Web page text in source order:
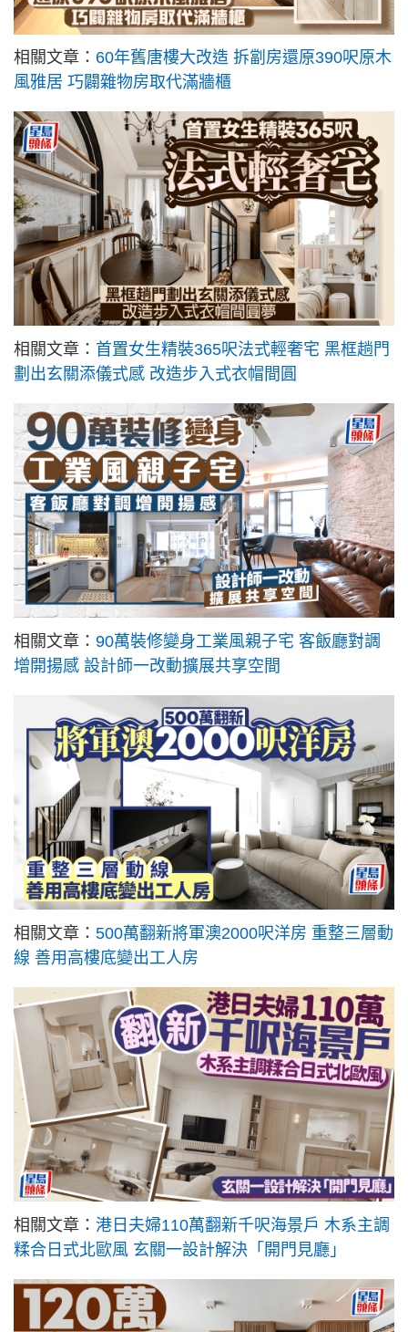
相關文章： 60年舊唐樓大改造 拆劏房還原390呎原木
風雅居 巧闢雜物房取代滿牆櫃
相關文章： 首置女生精裝365呎法式輕奢宅 黑框趟門
劃出玄關添儀式感 改造步入式衣帽間圓
相關文章： 90萬裝修變身工業風親子宅 客飯廳對調
增開揚感 設計師一改動擴展共享空間
相關文章： 500萬翻新將軍澳2000呎洋房 重整三層動
線 善用高樓底變出工人房
相關文章： 港日夫婦110萬翻新千呎海景戶 木系主調
糅合日式北歐風 玄關一設計解決「開門見廳」